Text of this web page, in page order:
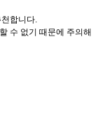
합니다.
수 없기 때문에 주의해